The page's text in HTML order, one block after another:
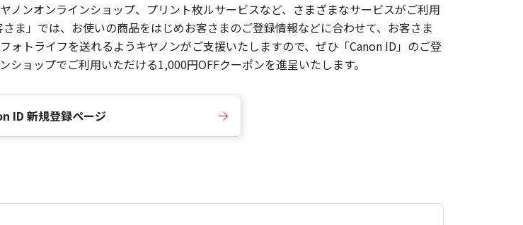
ノンオンラインショップ、プリント枚ルサービスなど、さまざまなサービスがご利用
ま」では、お使いの商品をはじめお客さまのご登録情報などに合わせて、お客さま
ォトライフを送れるようキヤノンがご支援いたしますので、ぜひ「Canon ID」のご登
ョップでご利用いただける1,000円OFFクーポンを進呈いたします。
ID 新規登録ページ